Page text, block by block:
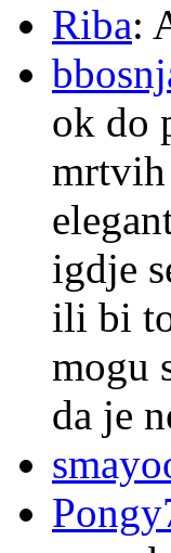
Riba:
ok do
mrtvih
igdje
ili bi
mogu
da je